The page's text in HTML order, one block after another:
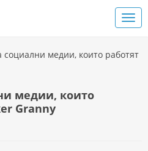
социални медии, които работят
медии, които
Granny